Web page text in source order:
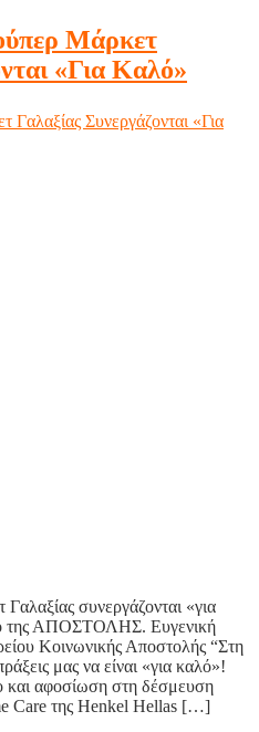
Μάρκετ
«Για Καλό»
Συνεργάζονται «Για
συνεργάζονται «για
της ΑΠΟΣΤΟΛΗΣ. Ευγενική
Κοινωνικής Αποστολής “Στη
μας να είναι «για καλό»!
αφοσίωση στη δέσμευση
Care της Henkel Hellas […]